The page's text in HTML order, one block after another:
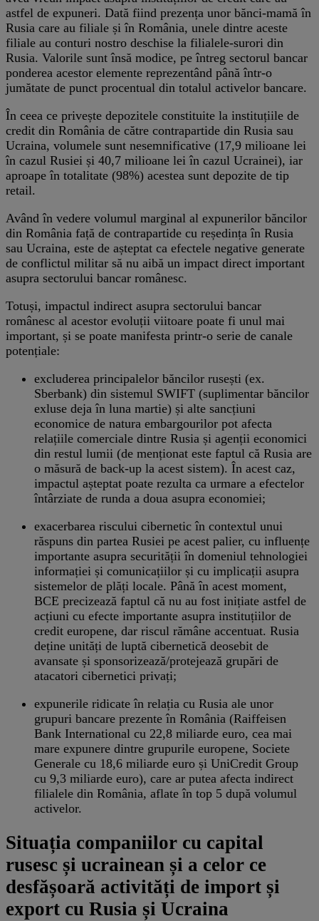
astfel de expuneri. Dată fiind prezența unor bănci-mamă în
Rusia care au filiale și în România, unele dintre aceste
filiale au conturi nostro deschise la filialele-surori din
Rusia. Valorile sunt însă modice, pe întreg sectorul bancar
ponderea acestor elemente reprezentând până într-o
jumătate de punct procentual din totalul activelor bancare.
În ceea ce privește depozitele constituite la instituțiile de
credit din România de către contrapartide din Rusia sau
Ucraina, volumele sunt nesemnificative (17,9 milioane lei
în cazul Rusiei și 40,7 milioane lei în cazul Ucrainei), iar
aproape în totalitate (98%) acestea sunt depozite de tip
retail.
Având în vedere volumul marginal al expunerilor băncilor
din România față de contrapartide cu reședința în Rusia
sau Ucraina, este de așteptat ca efectele negative generate
de conflictul militar să nu aibă un impact direct important
asupra sectorului bancar românesc.
Totuși, impactul indirect asupra sectorului bancar
românesc al acestor evoluții viitoare poate fi unul mai
important, și se poate manifesta printr-o serie de canale
potențiale:
excluderea principalelor băncilor rusești (ex.
Sberbank) din sistemul SWIFT (suplimentar băncilor
exluse deja în luna martie) și alte sancțiuni
economice de natura embargourilor pot afecta
relațiile comerciale dintre Rusia și agenții economici
din restul lumii (de menționat este faptul că Rusia are
o măsură de back-up la acest sistem). În acest caz,
impactul așteptat poate rezulta ca urmare a efectelor
întârziate de runda a doua asupra economiei;
exacerbarea riscului cibernetic în contextul unui
răspuns din partea Rusiei pe acest palier, cu influențe
importante asupra securității în domeniul tehnologiei
informației și comunicațiilor și cu implicații asupra
sistemelor de plăți locale. Până în acest moment,
BCE precizează faptul că nu au fost inițiate astfel de
acțiuni cu efecte importante asupra instituțiilor de
credit europene, dar riscul rămâne accentuat. Rusia
deține unități de luptă cibernetică deosebit de
avansate și sponsorizează/protejează grupări de
atacatori cibernetici privați;
expunerile ridicate în relația cu Rusia ale unor
grupuri bancare prezente în România (Raiffeisen
Bank International cu 22,8 miliarde euro, cea mai
mare expunere dintre grupurile europene, Societe
Generale cu 18,6 miliarde euro și UniCredit Group
cu 9,3 miliarde euro), care ar putea afecta indirect
filialele din România, aflate în top 5 după volumul
activelor.
Situația companiilor cu capital
rusesc și ucrainean și a celor ce
desfășoară activități de import și
export cu Rusia și Ucraina